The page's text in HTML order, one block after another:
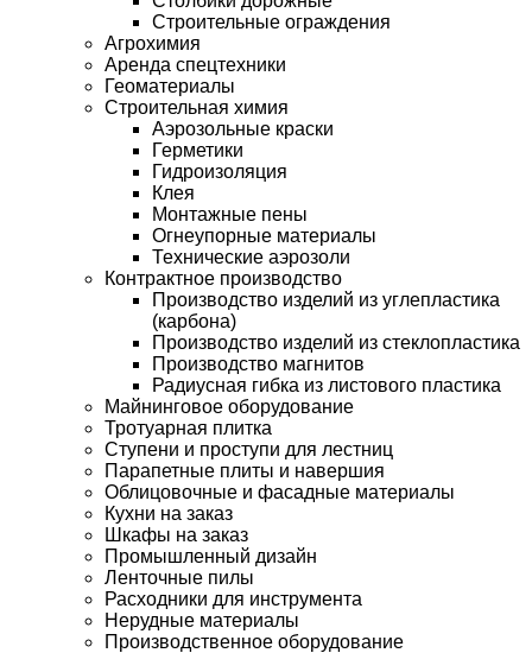
Строительные ограждения
Агрохимия
Аренда спецтехники
Геоматериалы
Строительная химия
Аэрозольные краски
Герметики
Гидроизоляция
Клея
Монтажные пены
Огнеупорные материалы
Технические аэрозоли
Контрактное производство
Производство изделий из углепластика
(карбона)
Производство изделий из стеклопластика
Производство магнитов
Радиусная гибка из листового пластика
Майнинговое оборудование
Тротуарная плитка
Ступени и проступи для лестниц
Парапетные плиты и навершия
Облицовочные и фасадные материалы
Кухни на заказ
Шкафы на заказ
Промышленный дизайн
Ленточные пилы
Расходники для инструмента
Нерудные материалы
Производственное оборудование